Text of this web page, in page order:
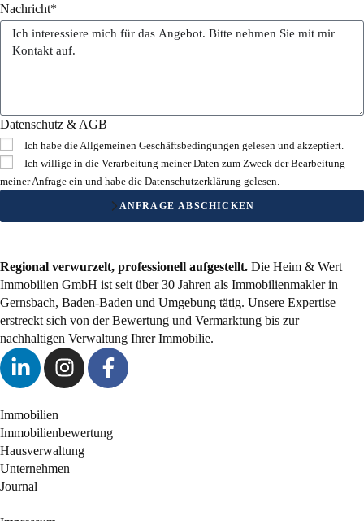
Nachricht*
Datenschutz & AGB
Ich habe die Allgemeinen Geschäftsbedingungen gelesen und akzeptiert.
Ich willige in die Verarbeitung meiner Daten zum Zweck der Bearbeitung
meiner Anfrage ein und habe die Datenschutzerklärung gelesen.
ANFRAGE ABSCHICKEN
Regional verwurzelt, professionell aufgestellt. Die Heim & Wert
Immobilien GmbH ist seit über 30 Jahren als Immobilienmakler in
Gernsbach, Baden-Baden und Umgebung tätig. Unsere Expertise
erstreckt sich von der Bewertung und Vermarktung bis zur
nachhaltigen Verwaltung Ihrer Immobilie.
Immobilien
Immobilienbewertung
Hausverwaltung
Unternehmen
Journal